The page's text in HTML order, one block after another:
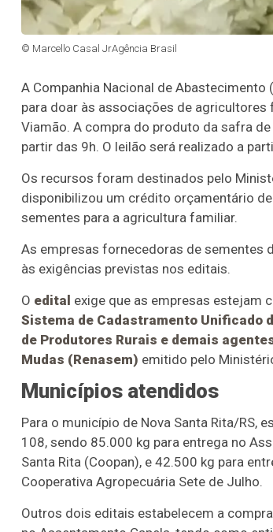
© Marcello Casal JrAgência Brasil
A Companhia Nacional de
para doar às associações de agricultores
Viamão. A compra do produto da safra
partir das 9h. O leilão será realizado a
Os recursos foram destinados pelo
disponibilizou um crédito orçamentário
sementes para a agricultura familiar.
As empresas fornecedoras de sementes
às exigências previstas nos editais.
O edital exige que as empresas estejam
Sistema de Cadastramento Unificado
de Produtores Rurais e demais
Mudas (Renasem) emitido pelo
Municípios atendidos
Para o município de Nova Santa Rita/RS,
108, sendo 85.000 kg para entrega no
Santa Rita (Coopan), e 42.500 kg para
Cooperativa Agropecuária Sete de Julho.
Outros dois editais estabelecem a